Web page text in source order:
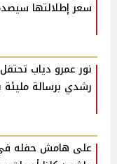
سعر إطلالتها
نور عمرو دياب
رشدي برسالة مليئة
على هامش حفله في